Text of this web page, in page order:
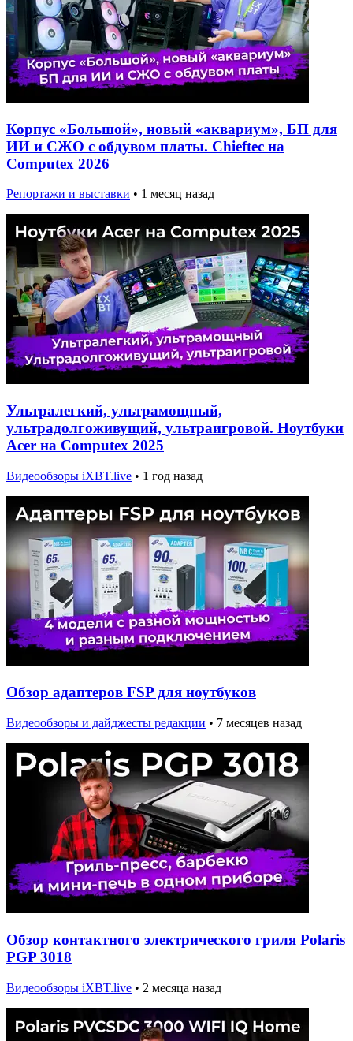
Корпус «Большой», новый «аквариум», БП для
ИИ и СЖО с обдувом платы. Chieftec на
Computex 2026
Репортажи и выставки • 1 месяц назад
Ультралегкий, ультрамощный,
ультрадолгоживущий, ультраигровой. Ноутбуки
Acer на Computex 2025
Видеообзоры iXBT.live • 1 год назад
Обзор адаптеров FSP для ноутбуков
Видеообзоры и дайджесты редакции • 7 месяцев назад
Обзор контактного электрического гриля Polaris
PGP 3018
Видеообзоры iXBT.live • 2 месяца назад